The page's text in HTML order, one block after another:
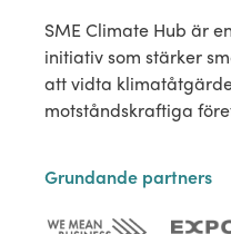
SME Climate Hub är
initiativ som stärker
att vidta
motståndskraftiga
Grundande partners